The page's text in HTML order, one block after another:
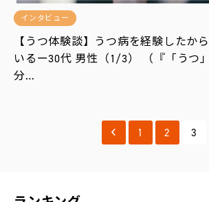
インタビュー
【うつ体験談】うつ病を経験したか
いるー30代 男性（1/3） （『「うつ
分…
1 2 3